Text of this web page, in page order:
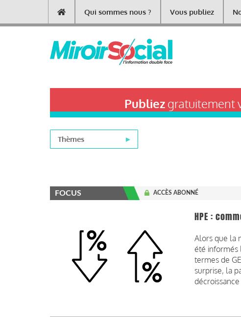
contenu
Main
navigation
Qui sommes nous ? Vous publiez
Publiezgratuitement
Thèmes
FOCUS ACCÈS ABONNÉ
HPE :
Alors que la
été informés
termes de
surprise, la